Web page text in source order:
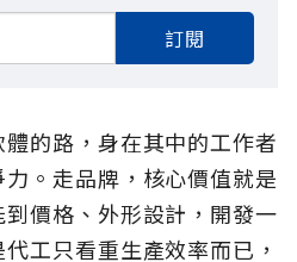
訂閱
的路，身在其中的工作者
。走品牌，核心價值就是
價格、外形設計，開發一
工只看重生產效率而已，